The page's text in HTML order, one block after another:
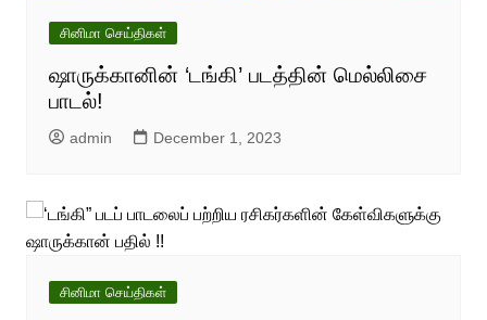
சினிமா செய்திகள்
ஷாருக்கானின் ‘டங்கி’ படத்தின் மெல்லிசை
பாடல்!
admin December 1, 2023
சினிமா செய்திகள்